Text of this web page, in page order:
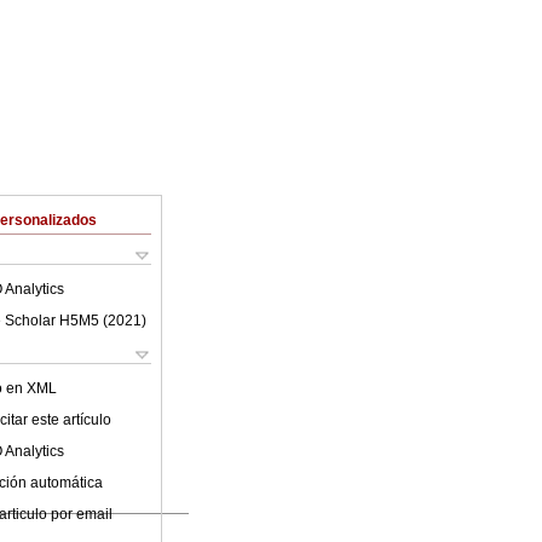
Analytics
Scholar H5M5 (2021 )
en XML
este artículo
Analytics
automática
por email